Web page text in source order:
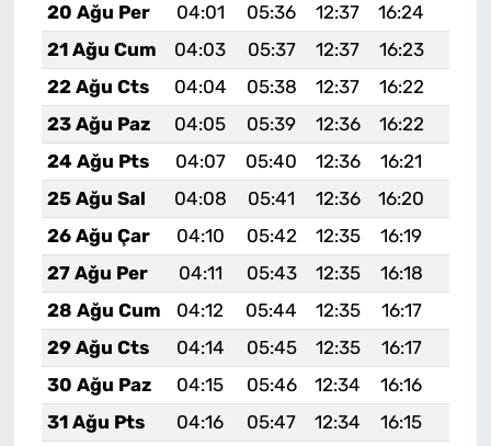
20 Ağu Per
04:01 05:36 12:37 16:24
21 Ağu Cum
04:03 05:37 12:37 16:23
22 Ağu Cts
04:04 05:38 12:37 16:22
23 Ağu Paz
04:05 05:39 12:36 16:22
24 Ağu Pts
04:07 05:40 12:36 16:21
25 Ağu Sal
04:08 05:41 12:36 16:20
26 Ağu Çar
04:10 05:42 12:35 16:19
27 Ağu Per
04:11 05:43 12:35 16:18
28 Ağu Cum
04:12 05:44 12:35 16:17
29 Ağu Cts
04:14 05:45 12:35 16:17
30 Ağu Paz
04:15 05:46 12:34 16:16
31 Ağu Pts
04:16 05:47 12:34 16:15